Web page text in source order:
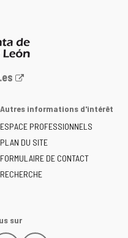
Autres informations d'intérêt
ESPACE PROFESSIONNELS
PLAN DU SITE
FORMULAIRE DE CONTACT
RECHERCHE
sur